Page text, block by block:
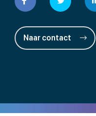
Naar contact